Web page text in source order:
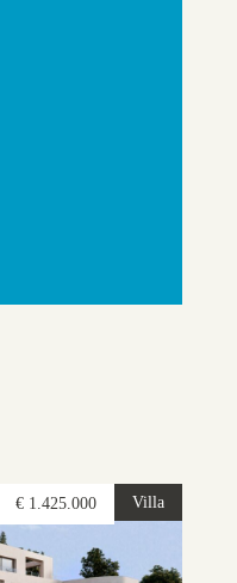
Villa
€ 1.425.000